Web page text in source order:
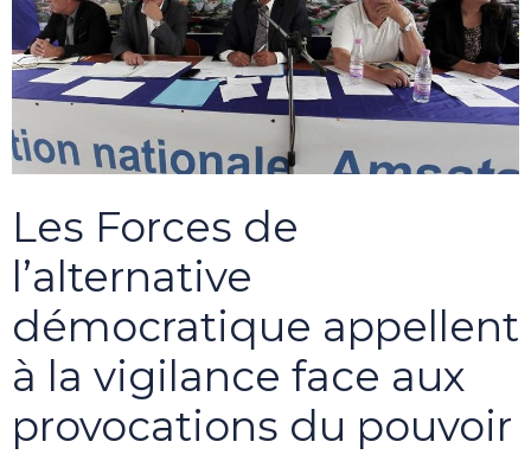
Les Forces de
l’alternative
démocratique appellent
à la vigilance face aux
provocations du pouvoir